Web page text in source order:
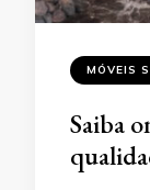
MÓVEIS
Saiba